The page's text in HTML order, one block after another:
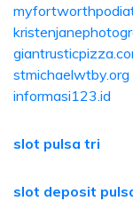
stmichaelwtby.org
informasi123.id
slot pulsa tri
slot deposit